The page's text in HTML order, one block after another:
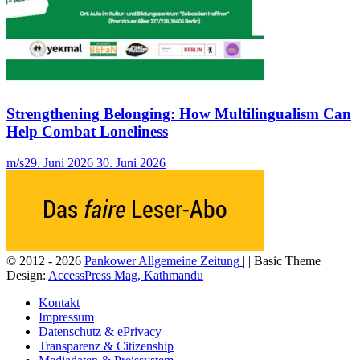
Strengthening Belonging: How Multilingualism Can
Help Combat Loneliness
m/s29. Juni 2026 30. Juni 2026
© 2012 - 2026 Pankower Allgemeine Zeitung | | Basic Theme
Design: AccessPress Mag, Kathmandu
Kontakt
Impressum
Datenschutz & ePrivacy
Transparenz & Citizenship